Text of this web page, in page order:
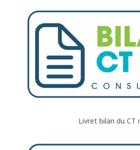
Livret bilan du CT